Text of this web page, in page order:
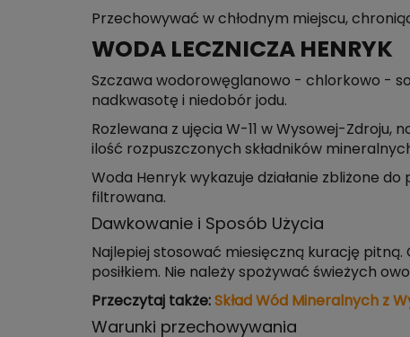
Przechowywać w chłodnym miejscu,
WODA LECZNICZA HENRYK
Szczawa wodorowęglanowo - chlorkowo -
nadkwasotę i niedobór jodu.
Rozlewana z ujęcia W-11 w Wysowej-
ilość rozpuszczonych składników
Woda Henryk wykazuje działanie zbliżone
filtrowana.
Dawkowanie i Sposób Użycia
Najlepiej stosować miesięczną kurację
posiłkiem. Nie należy spożywać świeżych
Przeczytaj także: Skład Wód Mineralnych z
Warunki przechowywania